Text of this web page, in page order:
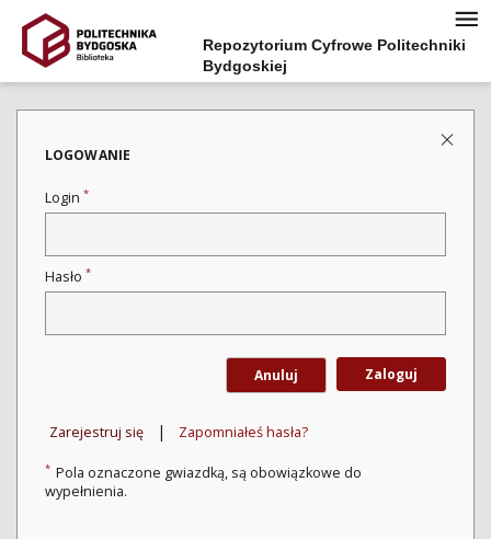
Repozytorium Cyfrowe Politechniki
Bydgoskiej
LOGOWANIE
Login *
Hasło *
Anuluj Zaloguj
Zarejestruj się | Zapomniałeś hasła?
* Pola oznaczone gwiazdką, są obowiązkowe do
wypełnienia.